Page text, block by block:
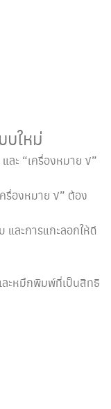
บใหม่
ละ “เครื่องหมาย √”
ครื่องหมาย √” ต้อง
ละการแกะลอกให้ดี
ะหมึกพิมพ์ที่เป็นสิทธิ